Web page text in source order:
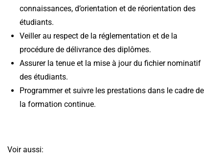
connaissances, d’orientation et de réorientation des
étudiants.
Veiller au respect de la réglementation et de la
procédure de délivrance des diplômes.
Assurer la tenue et la mise à jour du fichier nominatif
des étudiants.
Programmer et suivre les prestations dans le cadre de
la formation continue.
Voir aussi: